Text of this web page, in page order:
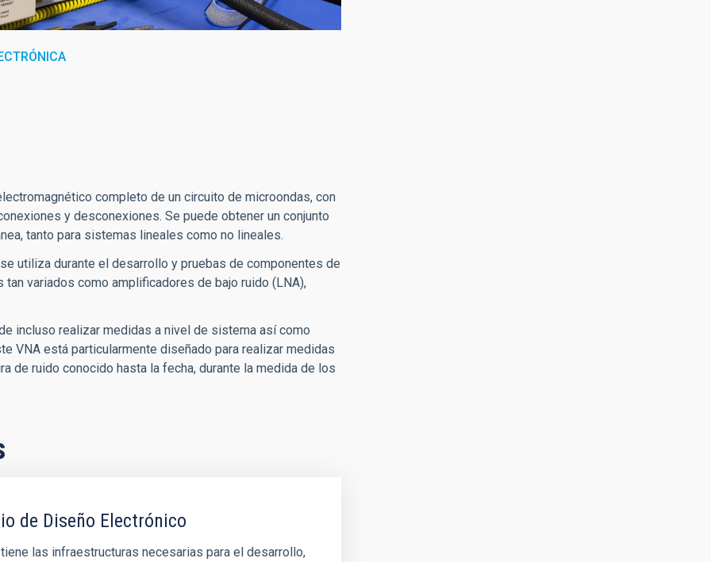
completo de un circuito de microondas, con
y desconexiones. Se puede obtener un conjunto
tanto para sistemas lineales como no lineales.
utiliza durante el desarrollo y pruebas de componentes de
variados como amplificadores de bajo ruido (LNA),
incluso realizar medidas a nivel de sistema así como
VNA está particularmente diseñado para realizar medidas
de ruido conocido hasta la fecha, durante la medida de los
de Diseño Electrónico
las infraestructuras necesarias para el desarrollo,